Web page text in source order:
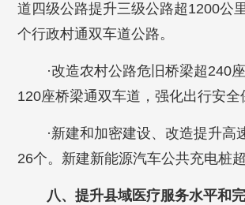
道四级公路提升三级公路超1200公
个行政村通双车道公路。
·改造农村公路危旧桥梁超240
120座桥梁通双车道，强化出行安全
·新建和加密建设、改造提升高
26个。新建新能源汽车公共充电桩
八、提升县域医疗服务水平和